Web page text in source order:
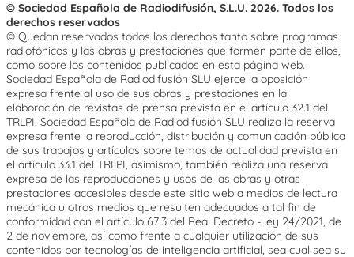
© Sociedad Española de Radiodifusión, S.L.U. 2026. Todos los
derechos reservados
© Quedan reservados todos los derechos tanto sobre programas
radiofónicos y las obras y prestaciones que formen parte de ellos,
como sobre los contenidos publicados en esta página web.
Sociedad Española de Radiodifusión SLU ejerce la oposición
expresa frente al uso de sus obras y prestaciones en la
elaboración de revistas de prensa prevista en el artículo 32.1 del
TRLPI. Sociedad Española de Radiodifusión SLU realiza la reserva
expresa frente la reproducción, distribución y comunicación pública
de sus trabajos y artículos sobre temas de actualidad prevista en
el artículo 33.1 del TRLPI, asimismo, también realiza una reserva
expresa de las reproducciones y usos de las obras y otras
prestaciones accesibles desde este sitio web a medios de lectura
mecánica u otros medios que resulten adecuados a tal fin de
conformidad con el artículo 67.3 del Real Decreto - ley 24/2021, de
2 de noviembre, así como frente a cualquier utilización de sus
contenidos por tecnologías de inteligencia artificial, sea cual sea su